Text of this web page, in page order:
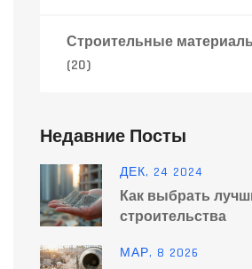
Строительные
(20)
Недавние Посты
ДЕК, 24 2024
Как выбрать
строительства
МАР, 8 2026